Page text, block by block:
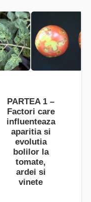
PARTEA 1 –
Factori care
influenteaza
aparitia si
evolutia
bolilor la
tomate,
ardei si
vinete